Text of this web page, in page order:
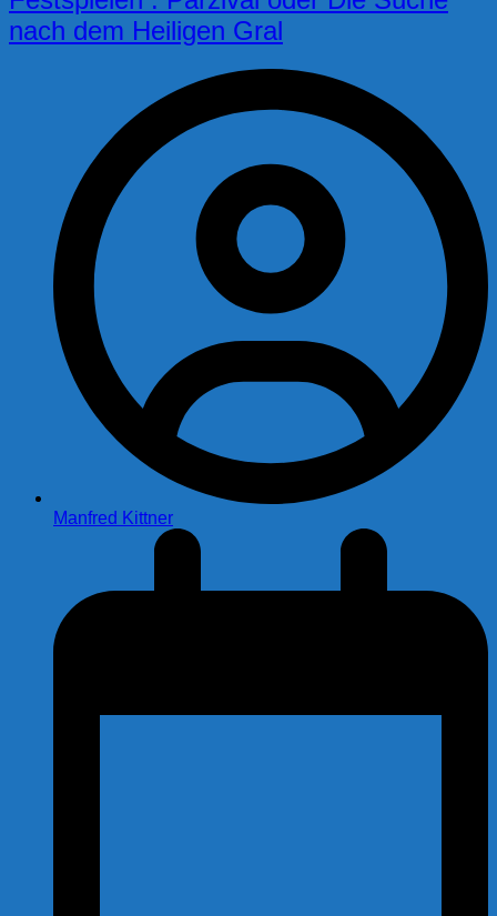
nach dem Heiligen Gral
Manfred Kittner